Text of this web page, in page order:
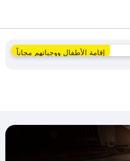
إقامة الأطفال ووجباتهم مجاناً